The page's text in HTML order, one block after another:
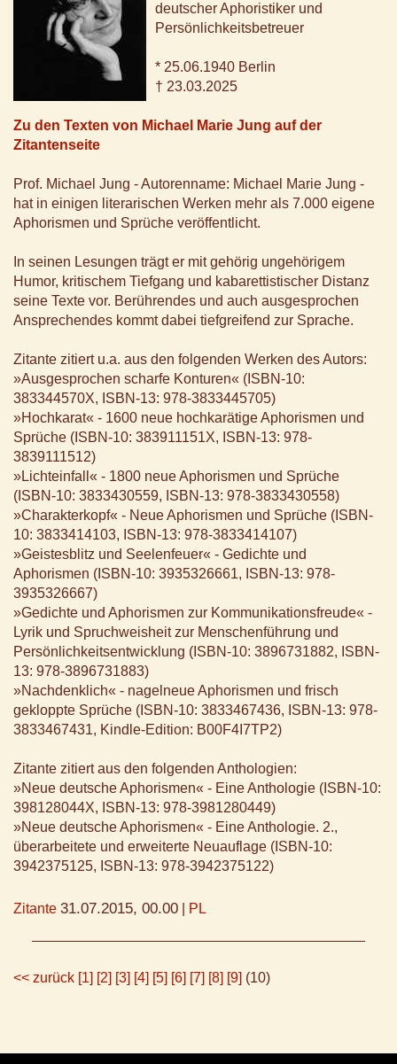
deutscher Aphoristiker und
Persönlichkeitsbetreuer
* 25.06.1940 Berlin
† 23.03.2025
Zu den Texten von Michael Marie Jung auf der
Zitantenseite
Prof. Michael Jung - Autorenname: Michael Marie Jung -
hat in einigen literarischen Werken mehr als 7.000 eigene
Aphorismen und Sprüche veröffentlicht.
In seinen Lesungen trägt er mit gehörig ungehörigem
Humor, kritischem Tiefgang und kabarettistischer Distanz
seine Texte vor. Berührendes und auch ausgesprochen
Ansprechendes kommt dabei tiefgreifend zur Sprache.
Zitante zitiert u.a. aus den folgenden Werken des Autors:
»Ausgesprochen scharfe Konturen« (ISBN-10:
383344570X, ISBN-13: 978-3833445705)
»Hochkarat« - 1600 neue hochkarätige Aphorismen und
Sprüche (ISBN-10: 383911151X, ISBN-13: 978-
3839111512)
»Lichteinfall« - 1800 neue Aphorismen und Sprüche
(ISBN-10: 3833430559, ISBN-13: 978-3833430558)
»Charakterkopf« - Neue Aphorismen und Sprüche (ISBN-
10: 3833414103, ISBN-13: 978-3833414107)
»Geistesblitz und Seelenfeuer« - Gedichte und
Aphorismen (ISBN-10: 3935326661, ISBN-13: 978-
3935326667)
»Gedichte und Aphorismen zur Kommunikationsfreude« -
Lyrik und Spruchweisheit zur Menschenführung und
Persönlichkeitsentwicklung (ISBN-10: 3896731882, ISBN-
13: 978-3896731883)
»Nachdenklich« - nagelneue Aphorismen und frisch
gekloppte Sprüche (ISBN-10: 3833467436, ISBN-13: 978-
3833467431, Kindle-Edition: B00F4I7TP2)
Zitante zitiert aus den folgenden Anthologien:
»Neue deutsche Aphorismen« - Eine Anthologie (ISBN-10:
398128044X, ISBN-13: 978-3981280449)
»Neue deutsche Aphorismen« - Eine Anthologie. 2.,
überarbeitete und erweiterte Neuauflage (ISBN-10:
3942375125, ISBN-13: 978-3942375122)
Zitante 31.07.2015, 00.00 PL
<< zurück [1] [2] [3] [4] [5] [6] [7] [8] [9] (10)